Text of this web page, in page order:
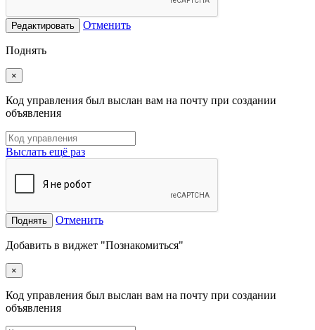
Редактировать Отменить
Поднять
×
Код управления был выслан вам на почту при создании
объявления
Выслать ещё раз
Поднять Отменить
Добавить в виджет "Познакомиться"
×
Код управления был выслан вам на почту при создании
объявления